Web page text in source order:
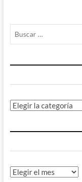
Categorías
Archivos